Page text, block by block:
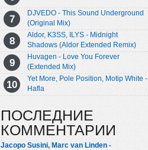
DJVEDO - This Sound Underground
(Original Mix)
Aldor, K3SS, ILYS - Midnight
Shadows (Aldor Extended Remix)
Huvagen - Love You Forever
(Extended Mix)
Yet More, Pole Position, Motip White -
Hafla
ПОСЛЕДНИЕ
КОММЕНТАРИИ
Jacopo Susini, Marc van Linden -